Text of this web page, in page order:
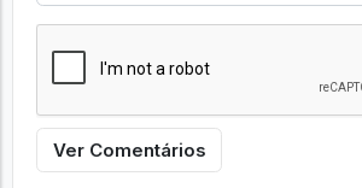
Ver Comentários